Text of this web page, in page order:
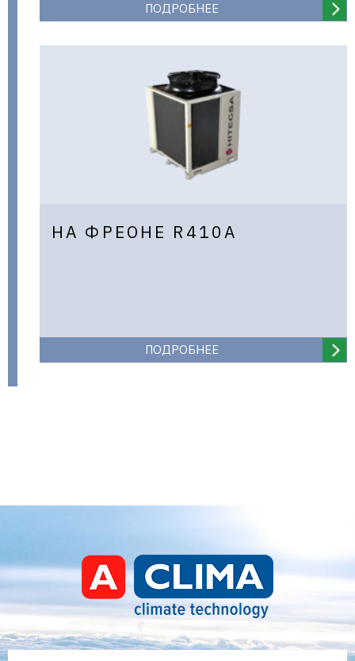
ПОДРОБНЕЕ
НА ФРЕОНЕ R410А
ПОДРОБНЕЕ